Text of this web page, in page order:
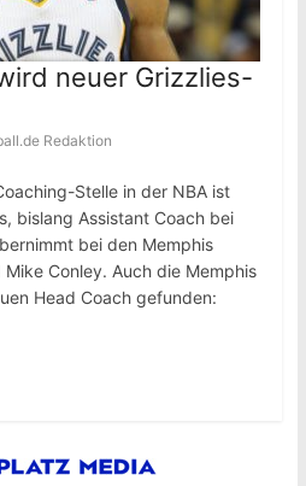
neuer Grizzlies-
Redaktion
Stelle in der NBA ist
bislang Assistant Coach bei
bei den Memphis
Conley. Auch die Memphis
Head Coach gefunden: